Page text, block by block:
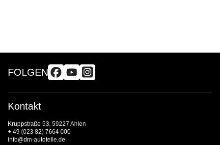
FOLGEN
Kontakt
Kruppstraße 53, 59227 Ahlen
+ 49 (023 82) 7664 000
info@dm-autoteile.de